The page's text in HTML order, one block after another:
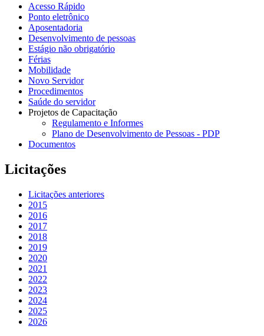
Acesso Rápido
Ponto eletrônico
Aposentadoria
Desenvolvimento de pessoas
Estágio não obrigatório
Férias
Mobilidade
Novo Servidor
Procedimentos
Saúde do servidor
Projetos de Capacitação
Regulamento e Informes
Plano de Desenvolvimento de Pessoas - PDP
Documentos
Licitações
Licitações anteriores
2015
2016
2017
2018
2019
2020
2021
2022
2023
2024
2025
2026